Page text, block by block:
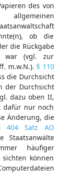
des von
ob die
die Rückgabe
war (vgl. zur
m.w.N.). § 110
die Durchsicht
der Durchsicht
dazu oben II,
dafür nur noch
Änderung, die
404 Satz AO
Staatsanwälte
häufiger
können